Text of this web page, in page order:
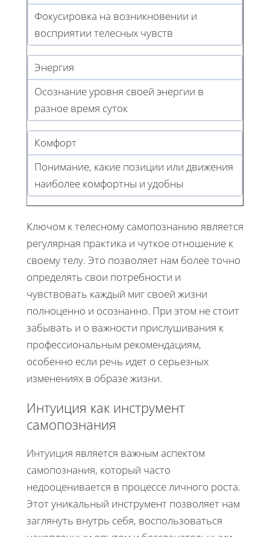
Фокусировка на возникновении и
восприятии телесных чувств
Энергия
Осознание уровня своей энергии в
разное время суток
Комфорт
Понимание, какие позиции или движения
наиболее комфортны и удобны
Ключом к телесному самопознанию является
регулярная практика и чуткое отношение к
своему телу. Это позволяет нам более точно
определять свои потребности и
чувствовать каждый миг своей жизни
полноценно и осознанно. При этом не стоит
забывать и о важности прислушивания к
профессиональным рекомендациям,
особенно если речь идет о серьезных
изменениях в образе жизни.
Интуиция как инструмент
самопознания
Интуиция является важным аспектом
самопознания, который часто
недооценивается в процессе личного роста.
Этот уникальный инструмент позволяет нам
заглянуть внутрь себя, воспользоваться